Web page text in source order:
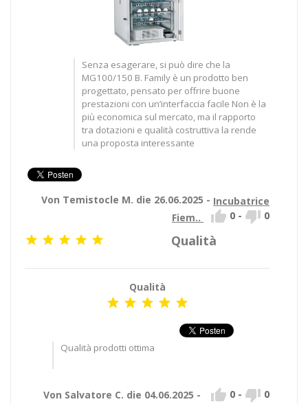
Senza esagerare, si può dire che la
MG100/150 B. Family è un prodotto ben
progettato, pensato per offrire buone
prestazioni con un’interfaccia facile Non è la
più economica sul mercato, ma il rapporto
tra dotazioni e qualità costruttiva la rende
una proposta interessante
Von Temistocle M. die 26.06.2025 - Incubatrice
Fiem..
 0 -  0
     Qualità
Qualità
    
Qualità prodotti ottima
Von Salvatore C. die 04.06.2025 -  0 -  0